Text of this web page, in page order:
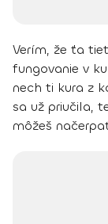
Verím, že ťa
fungovanie v
nech ti kura z
sa už priučila,
môžeš